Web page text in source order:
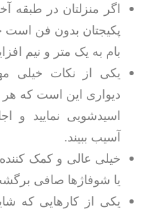
اگر منزلتان در طبقه
پکیجتان بدون فن است
بام به یک متر و نیم
یکی از نکات خیلی
دیواری این است که هر
اسیدشویی نمایید و
آسیب ببیند.
خیلی عالی و کمک
یا شوفاژها صافی
یکی از کارهایی که